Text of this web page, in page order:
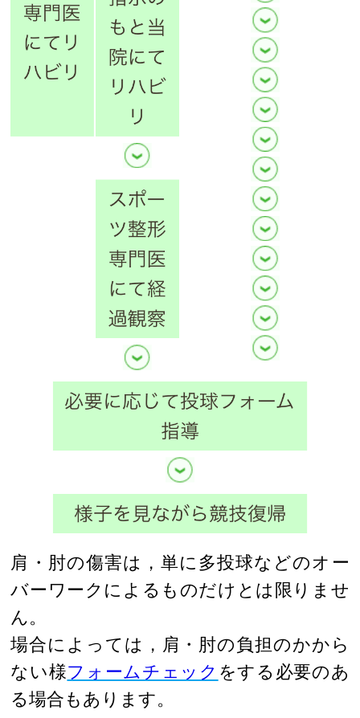
肩・肘の傷害は，単に多投球などのオー
バーワークによるものだけとは限りませ
ん。
場合によっては，肩・肘の負担のかから
ない様フォームチェック をする必要のあ
る場合もあります。